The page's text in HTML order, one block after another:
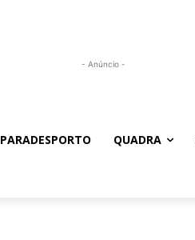
- Anúncio -
PARADESPORTO QUADRA